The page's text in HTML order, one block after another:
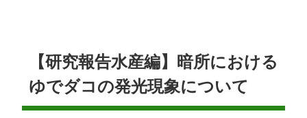
【研究報告水産編】暗所における
ゆでダコの発光現象について